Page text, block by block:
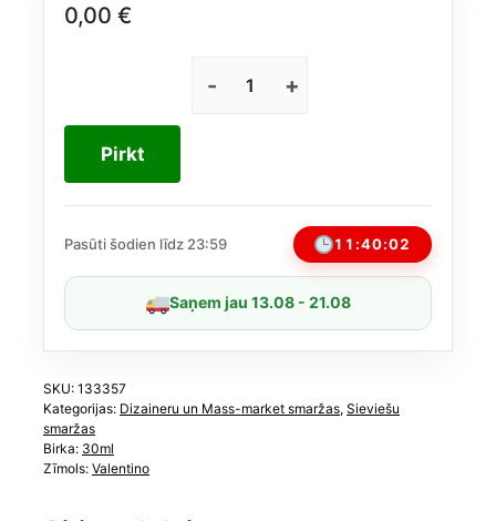
0,00 €
Valentino
Dream
daudzums
Pirkt
Pasūti šodien līdz 23:59 11:40:02
Saņem jau 13.08 - 21.08
SKU: 133357
Kategorijas: Dizaineru un Mass-market smaržas, Sieviešu
smaržas
Birka: 30ml
Zīmols: Valentino